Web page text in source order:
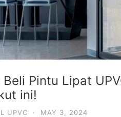
Beli Pintu Lipat
ini!
UPVC · MAY 3, 2024